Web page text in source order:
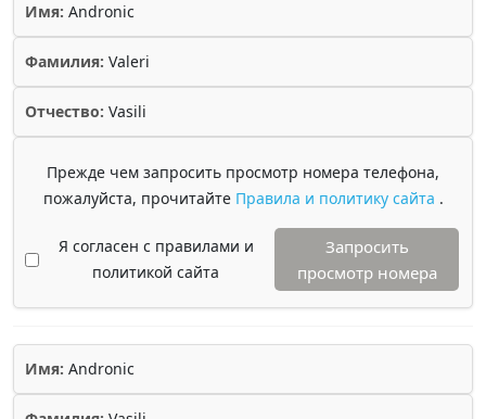
Имя: Andronic
Фамилия: Valeri
Отчество: Vasili
Прежде чем запросить просмотр номера телефона,
пожалуйста, прочитайте Правила и политику сайта .
Я согласен с правилами и
политикой сайта
Запросить
просмотр номера
Имя: Andronic